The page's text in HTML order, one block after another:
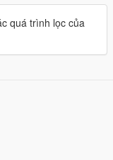
quá trình lọc của